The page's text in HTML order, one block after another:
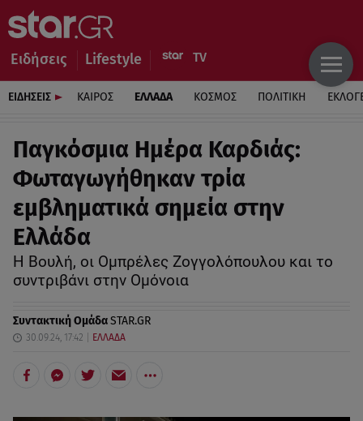
Ειδήσεις Lifestyle
ΕΙΔΗΣΕΙΣ ΚΑΙΡΟΣ ΕΛΛΑΔΑ ΚΟΣΜΟΣ ΠΟΛΙΤΙΚΗ
Παγκόσμια Ημέρα Καρδιάς:
Φωταγωγήθηκαν τρία
εμβληματικά σημεία στην
Ελλάδα
Η Βουλή, οι Ομπρέλες Ζογγολόπουλου και το
συντριβάνι στην Ομόνοια
Συντακτική ΟμάδαSTAR.GR
30.09.24, 17:42 ΕΛΛΑΔΑ